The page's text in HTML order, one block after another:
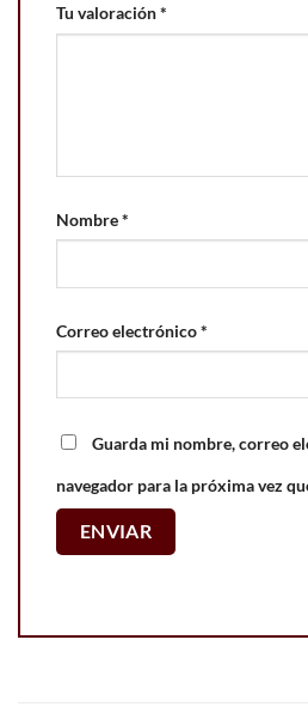
Tu valoración*
Nombre*
Correo electrónico*
Guarda mi nombre, correo
navegador para la próxima vez